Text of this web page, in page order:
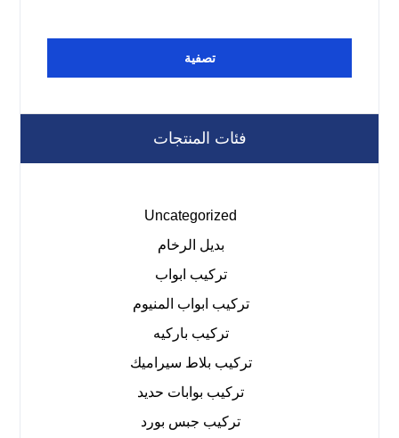
تصفية
فئات المنتجات
Uncategorized
بديل الرخام
تركيب ابواب
تركيب ابواب المنيوم
تركيب باركيه
تركيب بلاط سيراميك
تركيب بوابات حديد
تركيب جبس بورد